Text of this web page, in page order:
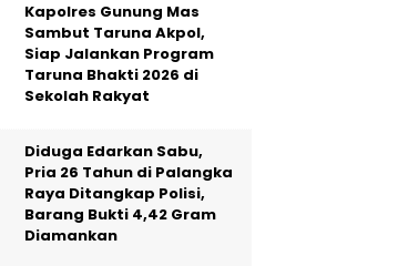
Kapolres Gunung Mas
Sambut Taruna Akpol,
Siap Jalankan Program
Taruna Bhakti 2026 di
Sekolah Rakyat
Diduga Edarkan Sabu,
Pria 26 Tahun di Palangka
Raya Ditangkap Polisi,
Barang Bukti 4,42 Gram
Diamankan